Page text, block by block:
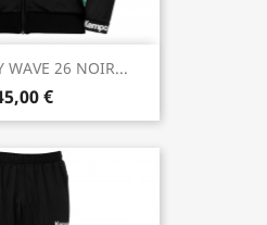
WAVE 26 NOIR...
€